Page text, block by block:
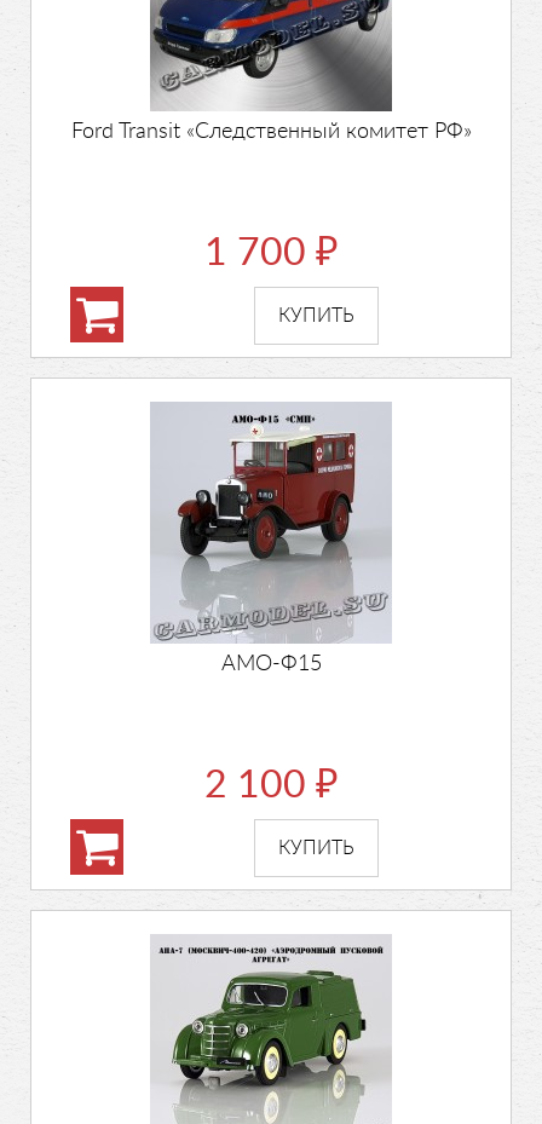
Ford Transit «Следственный комитет РФ»
1 700 ₽
АМО-Ф15
2 100 ₽